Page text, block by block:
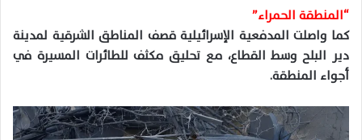
“المنطقة الحمراء”
كما واصلت المدفعية الإسرائيلية قصف المناطق الشرقية لمدينة
دير البلح وسط القطاع، مع تحليق مكثف للطائرات المسيرة في
أجواء المنطقة.